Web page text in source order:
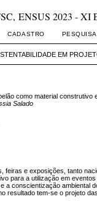
ENSUS 2023 - XI
CADASTRO PESQUISA
EM
como material construtivo
Salado
feiras e exposições, tanto
para a utilização em
a conscientização ambiental
resultado tem-se o projeto